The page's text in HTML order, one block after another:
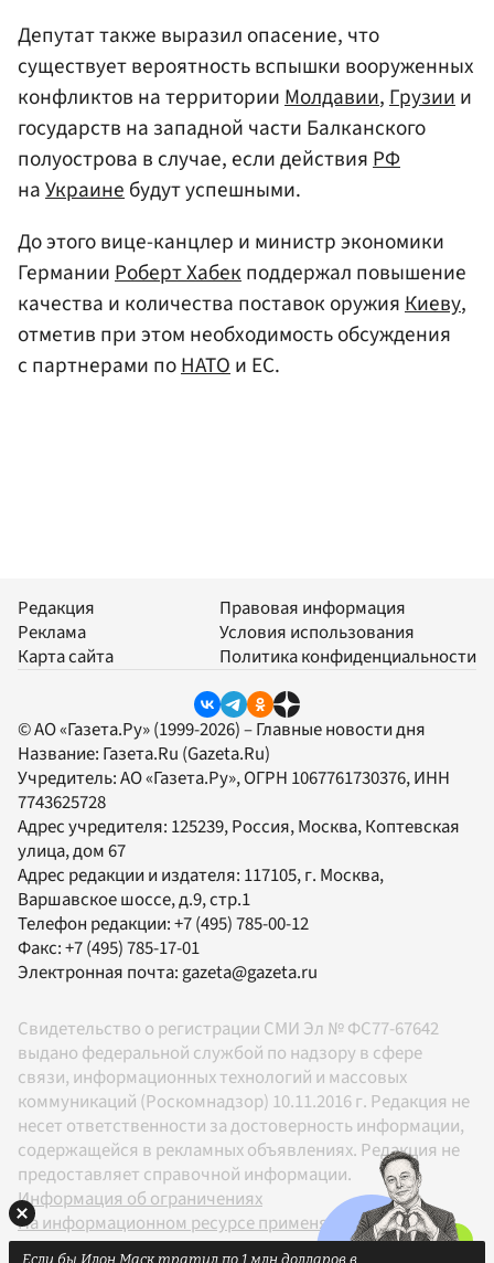
Депутат также выразил опасение, что
существует вероятность вспышки вооруженных
конфликтов на территорииМолдавии,Грузиии
государств на западной части Балканского
полуострова в случае, если действияРФ
наУкраинебудут успешными.
До этого вице-канцлер и министр экономики
ГерманииРоберт Хабекподдержал повышение
качества и количества поставок оружияКиеву,
отметив при этом необходимость обсуждения
с партнерами поНАТОи ЕС.
Редакция
Реклама
Карта сайта
Правовая информация
Условия использования
Политика конфиденциальности
© АО «Газета.Ру» (1999-2026) – Главные новости дня
Название: Газета.Ru (Gazeta.Ru)
Учредитель:АО «Газета.Ру», ОГРН 1067761730376, ИНН
7743625728
Адрес учредителя: 125239, Россия, Москва, Коптевская
улица, дом 67
Адрес редакции и издателя: 117105, г. Москва,
Варшавское шоссе, д.9, стр.1
Телефон редакции:+7 (495) 785-00-12
Факс:+7 (495) 785-17-01
Электронная почта:gazeta@gazeta.ru
Свидетельство о регистрации СМИ Эл № ФС77-67642
выдано федеральной службой по надзору в сфере
связи, информационных технологий и массовых
коммуникаций (Роскомнадзор) 10.11.2016 г. Редакция не
несет ответственности за достоверность информации,
содержащейся в рекламных объявлениях. Редакция не
предоставляет справочной информации.
Информация об ограничениях
На информационном ресурсе применяются
рекомендательные технологии в соответствии с
Если бы Илон Маск тратил по 1 млн долларов в